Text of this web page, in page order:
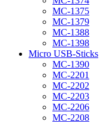
MC-1375
MC-1379
MC-1388
MC-1398
Micro USB-Sticks
MC-1390
MC-2201
MC-2202
MC-2203
MC-2206
MC-2208